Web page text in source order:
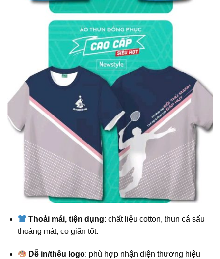
Thoải mái, tiện dụng: chất liệu cotton, thun cá sấu
thoáng mát, co giãn tốt.
Dễ in/thêu logo: phù hợp nhận diện thương hiệu